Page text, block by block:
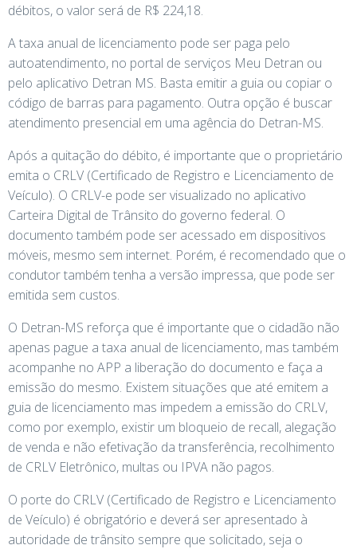
débitos, o valor será de R$ 224,18.
A taxa anual de licenciamento pode ser paga pelo
autoatendimento, no portal de serviços Meu Detran ou
pelo aplicativo Detran MS. Basta emitir a guia ou copiar o
código de barras para pagamento. Outra opção é buscar
atendimento presencial em uma agência do Detran-MS.
Após a quitação do débito, é importante que o proprietário
emita o CRLV (Certificado de Registro e Licenciamento de
Veículo). O CRLV-e pode ser visualizado no aplicativo
Carteira Digital de Trânsito do governo federal. O
documento também pode ser acessado em dispositivos
móveis, mesmo sem internet. Porém, é recomendado que o
condutor também tenha a versão impressa, que pode ser
emitida sem custos.
O Detran-MS reforça que é importante que o cidadão não
apenas pague a taxa anual de licenciamento, mas também
acompanhe no APP a liberação do documento e faça a
emissão do mesmo. Existem situações que até emitem a
guia de licenciamento mas impedem a emissão do CRLV,
como por exemplo, existir um bloqueio de recall, alegação
de venda e não efetivação da transferência, recolhimento
de CRLV Eletrônico, multas ou IPVA não pagos.
O porte do CRLV (Certificado de Registro e Licenciamento
de Veículo) é obrigatório e deverá ser apresentado à
autoridade de trânsito sempre que solicitado, seja o